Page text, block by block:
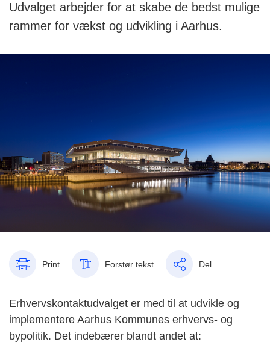
Udvalget arbejder for at skabe de bedst mulige
rammer for vækst og udvikling i Aarhus.
Print Forstør tekst Del
Erhvervskontaktudvalget er med til at udvikle og
implementere Aarhus Kommunes erhvervs- og
bypolitik. Det indebærer blandt andet at: